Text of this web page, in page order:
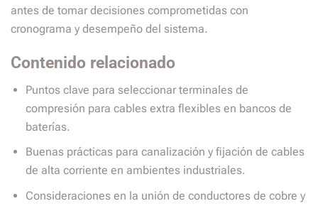
antes de tomar decisiones comprometidas con
cronograma y desempeño del sistema.
Contenido relacionado
Puntos clave para seleccionar terminales de
compresión para cables extra flexibles en bancos de
baterías.
Buenas prácticas para canalización y fijación de cables
de alta corriente en ambientes industriales.
Consideraciones en la unión de conductores de cobre y